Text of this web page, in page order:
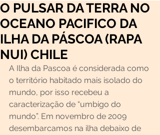
O PULSAR DA TERRA NO
OCEANO PACIFICO DA
ILHA DA PÁSCOA (RAPA
NUI) CHILE
A Ilha da Pascoa é considerada como
o território habitado mais isolado do
mundo, por isso recebeu a
caracterização de “umbigo do
mundo”. Em novembro de 2009
desembarcamos na ilha debaixo de